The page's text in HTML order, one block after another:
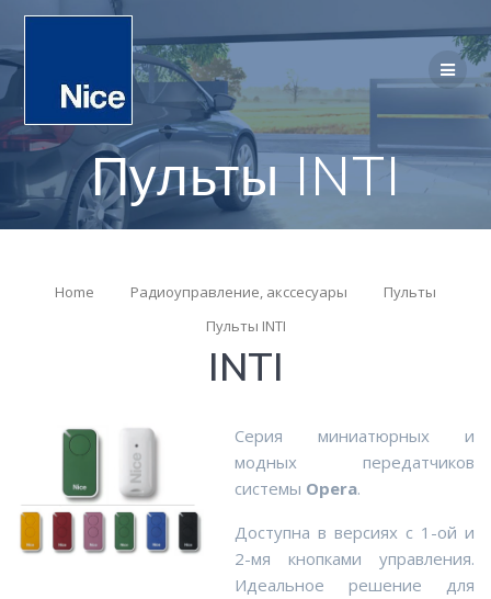
Пульты INTI
Home Радиоуправление, акссесуары
Пульты
Пульты INTI
INTI
Cерия миниатюрных и
модных передатчиков
системы Opera.
Доступна в версиях с 1-ой и
2-мя кнопками управления.
Идеальное решение для